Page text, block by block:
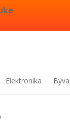
Elektronika